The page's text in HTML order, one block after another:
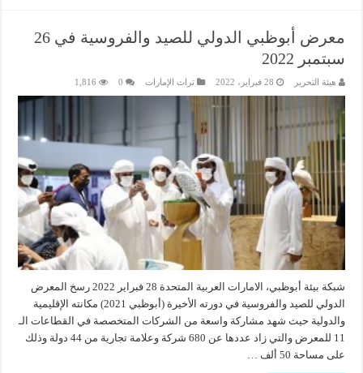
معرض أبوظبي الدولي للصيد والفروسية في 26
سبتمبر 2022
هيئة التحرير 28 فبراير، 2022 تراث الإمارات 0
1,816
شبكة بيئة أبوظبي، الامارات العربية المتحدة 28 فبراير 2022 رسخ المعرض
الدولي للصيد والفروسية في دورته الأخيرة (أبوظبي 2021) مكانته الإقليمية
والدولية حيث شهد مشاركة واسعة من الشركات المتخصصة في القطاعات الـ
11 للمعرض والتي زاد عددها عن 680 شركة وعلامة تجارية من 44 دولة وذلك
على مساحة 50 ألف …